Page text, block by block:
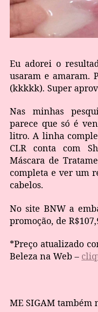
Eu adorei o
usaram e amaram.
(kkkkk). Super
Nas minhas
parece que só é
litro. A linha
CLR conta com
Máscara de
completa e ver um
cabelos.
No site BNW a
promoção, de
*Preço atualizado
Beleza na Web –
ME SIGAM também